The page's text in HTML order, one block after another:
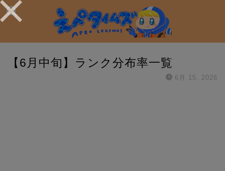
【6月中旬】ランク分布率一覧
6月 15, 2026